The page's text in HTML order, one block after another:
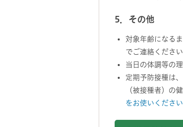
5．その他
対象年齢になる
でご連絡ください
当日の体調等の
定期予防接種は
（被接種者）の
をお使いください